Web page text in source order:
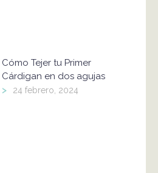
Cómo Tejer tu Primer
Cárdigan en dos agujas
> 24 febrero, 2024